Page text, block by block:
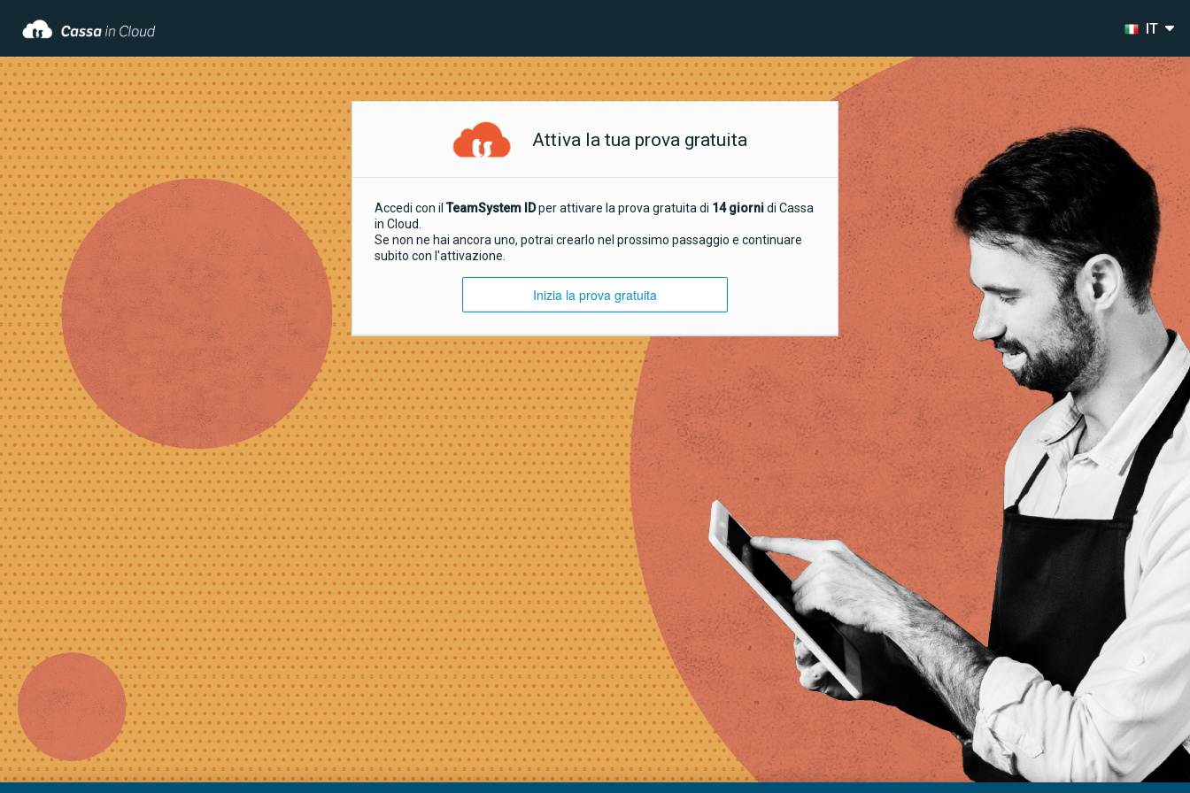
IT
Attiva la tua prova gratuita
Accedi con il TeamSystem IDper attivare la prova gratuita di 14 giornidi Cassa
in Cloud.
Se non ne hai ancora uno, potrai crearlo nel prossimo passaggio e continuare
subito con l'attivazione.
Inizia la prova gratuita